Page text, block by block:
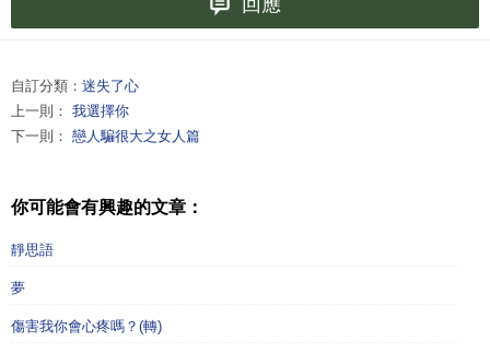
回應
自訂分類： 迷失了心
上一則： 我選擇你
下一則： 戀人騙很大之女人篇
你可能會有興趣的文章：
靜思語
夢
傷害我你會心疼嗎？(轉)